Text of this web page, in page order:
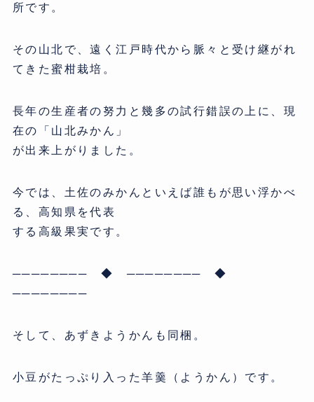
所です。
その山北で、遠く江戸時代から脈々と受け継がれ
てきた蜜柑栽培。
長年の生産者の努力と幾多の試行錯誤の上に、現
在の「山北みかん」
が出来上がりました。
今では、土佐のみかんといえば誰もが思い浮かべ
る、高知県を代表
する高級果実です。
──────── ◆ ──────── ◆
────────
そして、あずきようかんも同梱。
小豆がたっぷり入った羊羹（ようかん）です。